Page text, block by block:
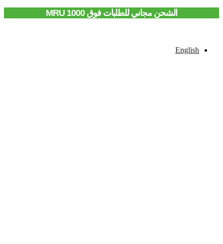
الشحن مجاني للطلبات فوق 1000 MRU
English